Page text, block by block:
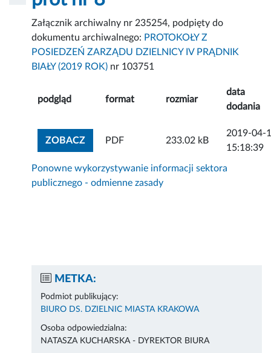
Załącznik archiwalny nr 235254, podpięty do
dokumentu archiwalnego: PROTOKOŁY Z
POSIEDZEŃ ZARZĄDU DZIELNICY IV PRĄDNIK
BIAŁY (2019 ROK) nr 103751
podgląd format rozmiar
data
dodania
ZOBACZZOBACZ ZAŁĄCZNIK
PDF 233.02 kB
2019-04-
15:18:39
Ponowne wykorzystywanie informacji sektora
publicznego - odmienne zasady
METKA:
Podmiot publikujący:
BIURO DS. DZIELNIC MIASTA KRAKOWA
Osoba odpowiedzialna:
NATASZA KUCHARSKA - DYREKTOR BIURA